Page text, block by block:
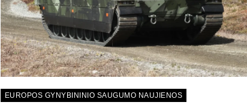
EUROPOS GYNYBININIO SAUGUMO NAUJIENOS